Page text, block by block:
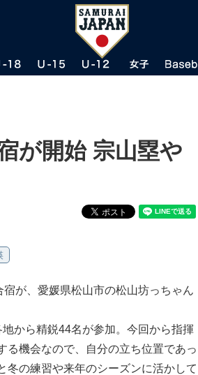
が開始 宗山塁や
が、愛媛県松山市の松山坊っちゃん
から精鋭44名が参加。今回から指揮
る機会なので、自分の立ち位置であっ
冬の練習や来年のシーズンに活かして